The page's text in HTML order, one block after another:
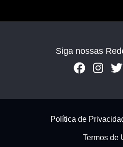
Siga nossas
Footer - Subfooter
Política de
Termos de